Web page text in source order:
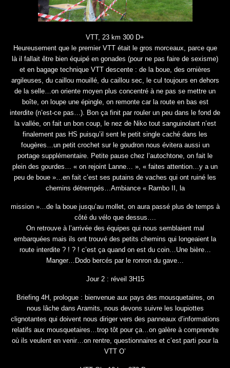
VTT, 23 km 300 D+
Heureusement que le premier VTT était le gros morceaux, parce que
là il fallait être bien équipé en gonades (pour ne pas faire de sexisme)
et en bagage technique VTT descente : de la boue, des ornières
argileuses, du caillou mouillé, du caillou sec, le cul toujours en dehors
de la selle…on oriente moyen plus concentré à ne pas se mettre un
boîte, on loupe une épingle, on remonte car la route en bas est
interdite (n’est-ce pas…). Bon ça finit par rouler un peu dans le fond de
la vallée, on fait un bon coup, le nez de Niko tout sanguinolant n’est
finalement pas HS puisqu’il sent le petit single caché dans les
fougères…un petit crochet sur le goudron nous évitera aussi un
portage supplémentaire. Petite pause chez l’autochtone, on fait le
plein des gourdes… « on rejoint Lanne… », « faites attention…y a un
peu de boue »…en fait c’est ses putains de vaches qui ont ruiné les
chemins détrempés…Ambiance « Rambo II, la
mission »…de la boue jusqu’au mollet, on aura passé plus de temps à
côté du vélo que dessus….
On retrouve à l’arrivée des équipes qui nous semblaient mal
embarquées mais ils ont trouvé des petits chemins qui longeaient la
route interdite ? ! ? ! c’est ça quand on est du coin…Une bière…
Manger…Dodo bercés par le ronron du gave…
Jour 2 : réveil 3H15
Briefing 4H, prologue : bienvenue aux pays des mousquetaires, on
nous lâche dans Aramits, nous devons suivre les loupiottes
clignotantes qui doivent nous diriger vers des panneaux d’informations
relatifs aux mousquetaires…trop tôt pour ça…on galère à comprendre
où ils veulent en venir…on rentre, questionnaires et c’est parti pour la
VTT O’